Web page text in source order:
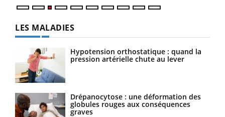
LES MALADIES
Hypotension orthostatique : quand la
pression artérielle chute au lever
Drépanocytose : une déformation des
globules rouges aux conséquences
graves